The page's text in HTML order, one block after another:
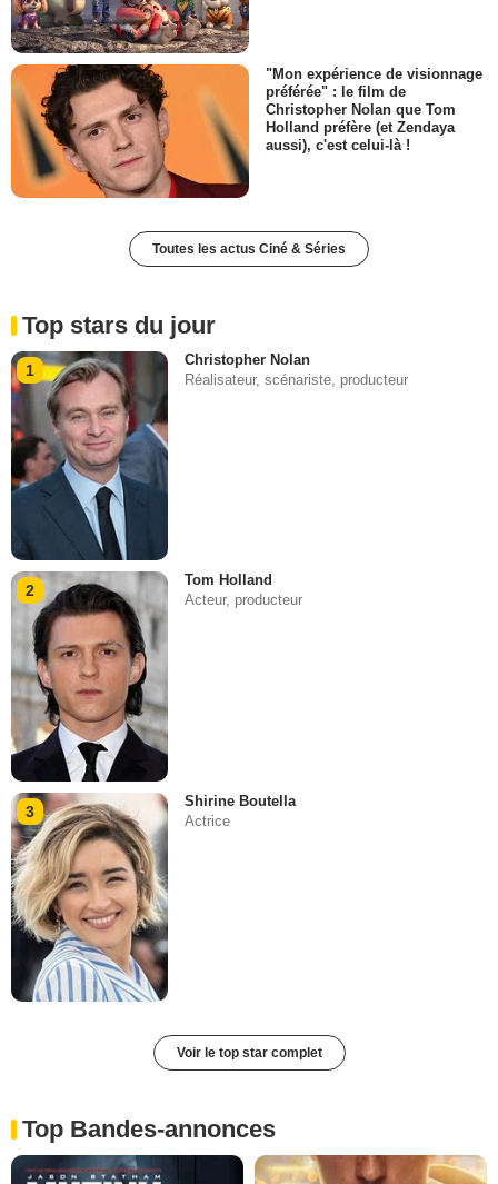
"Mon expérience de visionnage
préférée" : le film de
Christopher Nolan que Tom
Holland préfère (et Zendaya
aussi), c'est celui-là !
Toutes les actus Ciné & Séries
Top stars du jour
1
Christopher Nolan
Réalisateur, scénariste, producteur
2
Tom Holland
Acteur, producteur
3
Shirine Boutella
Actrice
Voir le top star complet
Top Bandes-annonces